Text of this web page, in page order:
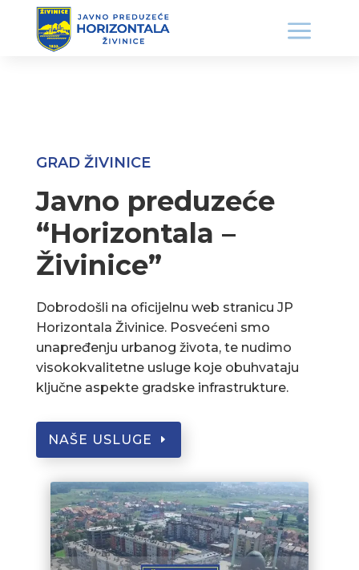
GRAD ŽIVINICE
Javno preduzeće
“Horizontala –
Živinice”
Dobrodošli na oficijelnu web stranicu JP
Horizontala Živinice. Posvećeni smo
unapređenju urbanog života, te nudimo
visokokvalitetne usluge koje obuhvataju
ključne aspekte gradske infrastrukture.
NAŠE USLUGE